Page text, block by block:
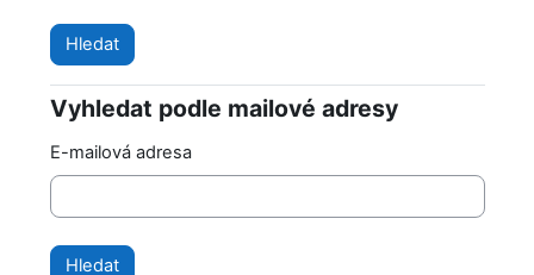
Vyhledat podle mailové adresy
Vyhledat podle mailové adresy
E-mailová adresa